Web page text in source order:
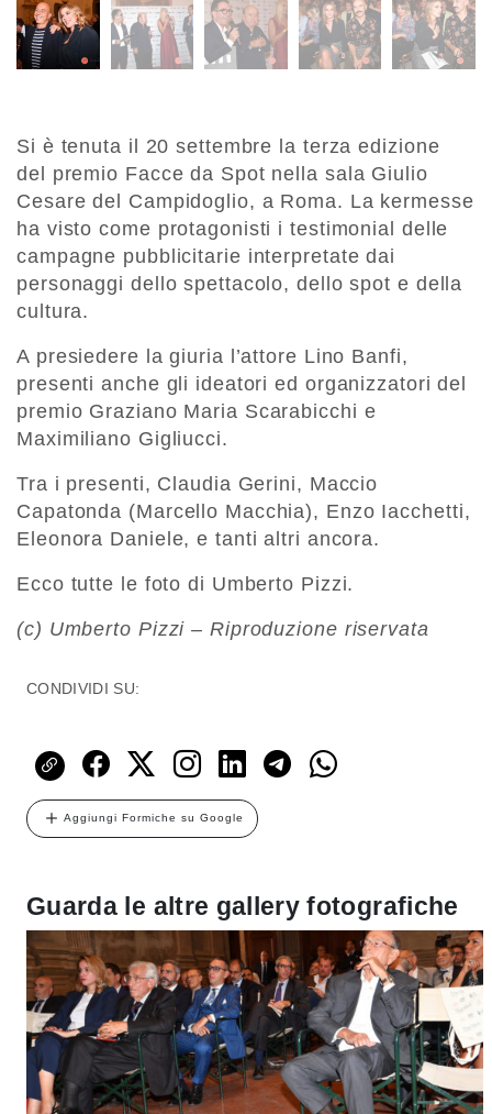
Si è tenuta il 20 settembre la terza edizione
del premio Facce da Spot nella sala Giulio
Cesare del Campidoglio, a Roma. La kermesse
ha visto come protagonisti i testimonial delle
campagne pubblicitarie interpretate dai
personaggi dello spettacolo, dello spot e della
cultura.
A presiedere la giuria l’attore Lino Banfi,
presenti anche gli ideatori ed organizzatori del
premio Graziano Maria Scarabicchi e
Maximiliano Gigliucci.
Tra i presenti, Claudia Gerini, Maccio
Capatonda (Marcello Macchia), Enzo Iacchetti,
Eleonora Daniele, e tanti altri ancora.
Ecco tutte le foto di Umberto Pizzi.
(c) Umberto Pizzi – Riproduzione riservata
CONDIVIDI SU:
Aggiungi Formiche su Google
Guarda le altre gallery fotografiche